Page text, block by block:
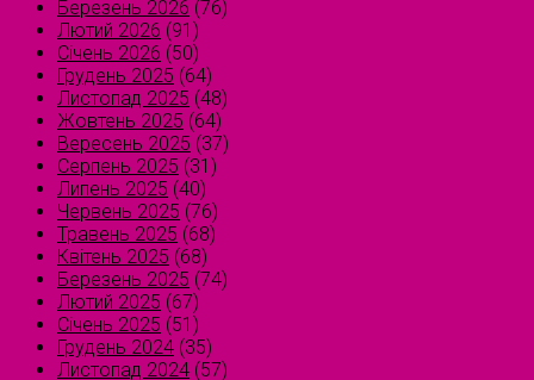
Березень 2026 (76)
Лютий 2026 (91)
Січень 2026 (50)
Грудень 2025 (64)
Листопад 2025 (48)
Жовтень 2025 (64)
Вересень 2025 (37)
Серпень 2025 (31)
Липень 2025 (40)
Червень 2025 (76)
Травень 2025 (68)
Квітень 2025 (68)
Березень 2025 (74)
Лютий 2025 (67)
Січень 2025 (51)
Грудень 2024 (35)
Листопад 2024 (57)